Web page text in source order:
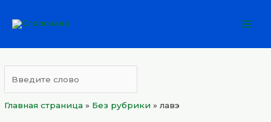
Главная страница » Без рубрики »лавэ